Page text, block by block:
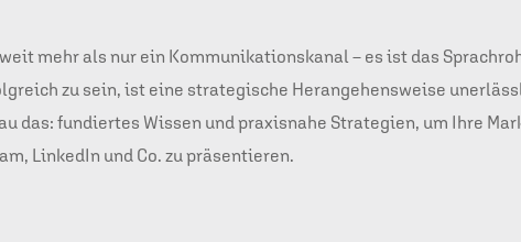
mehr als nur ein Kommunikationskanal – es ist das
zu sein, ist eine strategische Herangehensweise
das: fundiertes Wissen und praxisnahe Strategien, um Ihre
LinkedIn und Co. zu präsentieren.